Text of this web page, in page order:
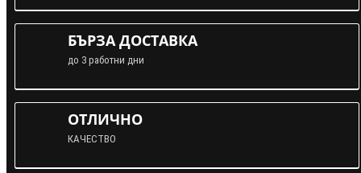
БЪРЗА ДОСТАВКА
до 3 работни дни
ОТЛИЧНО
КАЧЕСТВО